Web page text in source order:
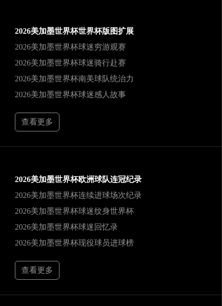
2026美加墨世界杯世界杯版图扩展
2026美加墨世界杯球迷穷游观赛
2026美加墨世界杯球迷骑行赴赛
2026美加墨世界杯南美球队统治力
2026美加墨世界杯球迷感人故事
查看更多
2026美加墨世界杯欧洲球队连冠纪录
2026美加墨世界杯连续进球场次纪录
2026美加墨世界杯球迷纹身世界杯
2026美加墨世界杯球迷回忆录
2026美加墨世界杯现役球员进球榜
查看更多